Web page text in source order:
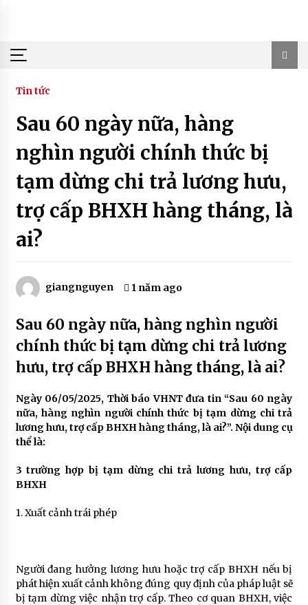
Tin tức
Sau 60 ngày nữa, hàng
nghìn người chính thức bị
tạm dừng chi trả lương hưu,
trợ cấp BHXH hàng tháng, là
ai?
giangnguyen 1 năm ago
Sau 60 ngày nữa, hàng nghìn người
chính thức bị tạm dừng chi trả lương
hưu, trợ cấp BHXH hàng tháng, là ai?
Ngày 06/05/2025, Thời báo VHNT đưa tin “Sau 60 ngày
nữa, hàng nghìn người chính thức bị tạm dừng chi trả
lương hưu, trợ cấp BHXH hàng tháng, là ai?”. Nội dung cụ
thể là:
3 trường hợp bị tạm dừng chi trả lương hưu, trợ cấp
BHXH
1. Xuất cảnh trái phép
Người đang hưởng lương hưu hoặc trợ cấp BHXH nếu bị
phát hiện xuất cảnh không đúng quy định của pháp luật sẽ
bị tạm dừng việc nhận trợ cấp. Theo cơ quan BHXH, việc